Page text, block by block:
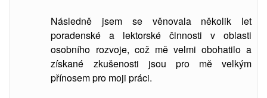
Následně jsem se věnovala několik let
poradenské a lektorské činnosti v oblasti
osobního rozvoje, což mě velmi obohatilo a
získané zkušenosti jsou pro mě velkým
přínosem pro moji práci.